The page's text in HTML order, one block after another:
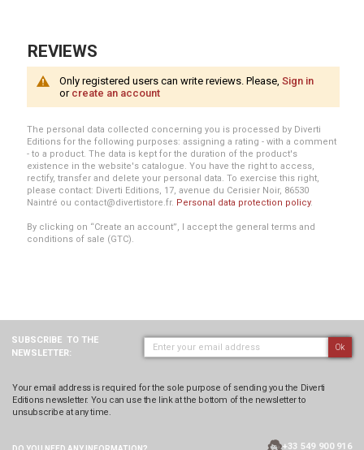
REVIEWS
Only registered users can write reviews. Please, Sign in
or create an account
The personal data collected concerning you is processed by Diverti
Editions for the following purposes: assigning a rating - with a comment
- to a product. The data is kept for the duration of the product's
existence in the website's catalogue. You have the right to access,
rectify, transfer and delete your personal data. To exercise this right,
please contact: Diverti Editions, 17, avenue du Cerisier Noir, 86530
Naintré ou contact@divertistore.fr. Personal data protection policy.
By clicking on “Create an account”, I accept the general terms and
conditions of sale (GTC).
SUBSCRIBE TO THE
NEWSLETTER:
Ok
Your email address is required for the sole purpose of sending you the Diverti
Editions newsletter. You can use the link at the bottom of the newsletter to
unsubscribe at any time.
+33 549 900 916